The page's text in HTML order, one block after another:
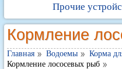
Прочие
Кормление
Главная Водоемы
Корма
Кормление лососевых рыб